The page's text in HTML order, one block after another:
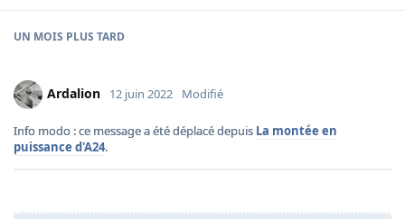
UN MOIS PLUS TARD
Ardalion 12 juin 2022 Modifié
Info modo : ce message a été déplacé depuis La montée en
puissance d'A24.